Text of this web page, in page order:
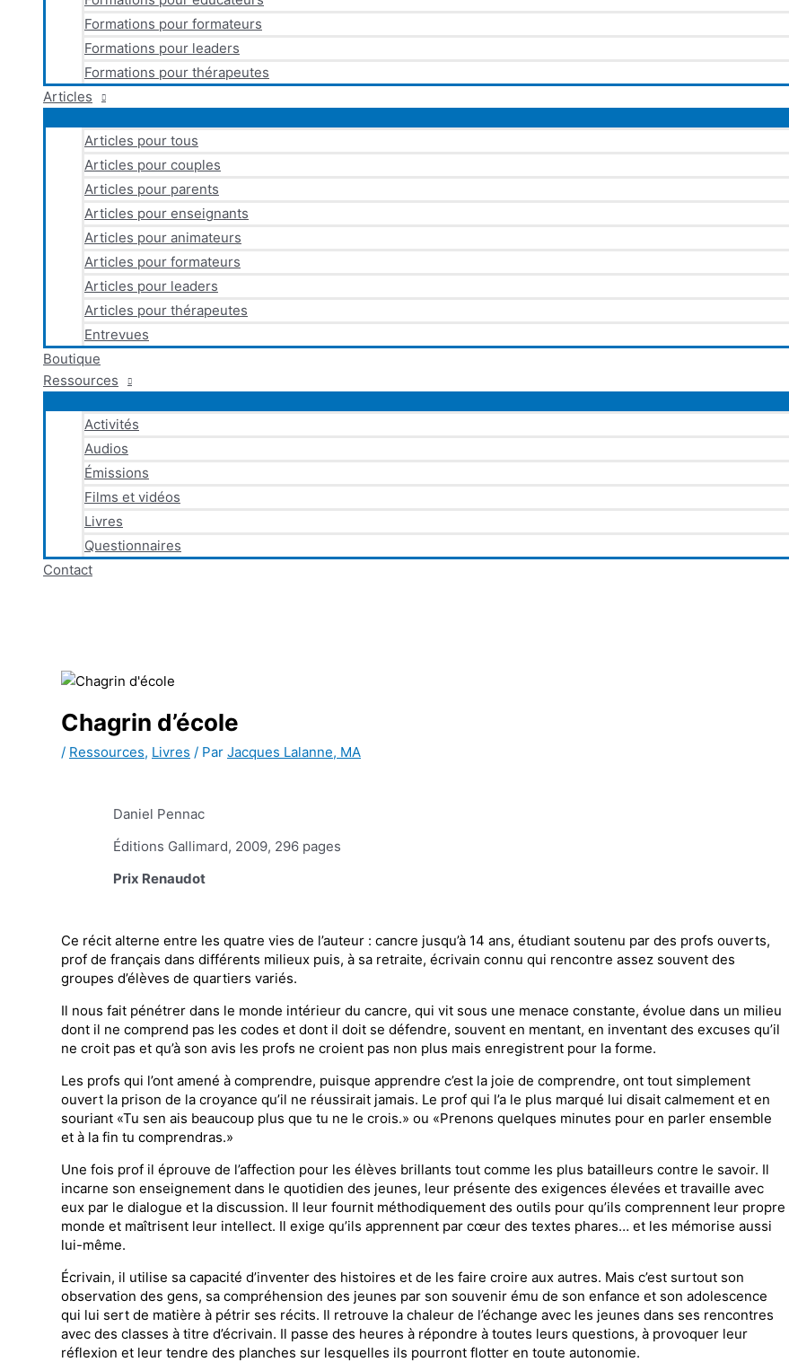
Formations pour formateurs
Formations pour leaders
Formations pour thérapeutes
Articles
Articles pour tous
Articles pour couples
Articles pour parents
Articles pour enseignants
Articles pour animateurs
Articles pour formateurs
Articles pour leaders
Articles pour thérapeutes
Entrevues
Boutique
Ressources
Activités
Audios
Émissions
Films et vidéos
Livres
Questionnaires
Contact
Chagrin d’école
/ Ressources, Livres / Par Jacques Lalanne, MA
Daniel Pennac
Éditions Gallimard, 2009, 296 pages
Prix Renaudot
Ce récit alterne entre les quatre vies de l’auteur : cancre jusqu’à 14 ans, étudiant soutenu par des profs ouverts,
prof de français dans différents milieux puis, à sa retraite, écrivain connu qui rencontre assez souvent des
groupes d’élèves de quartiers variés.
Il nous fait pénétrer dans le monde intérieur du cancre, qui vit sous une menace constante, évolue dans un milieu
dont il ne comprend pas les codes et dont il doit se défendre, souvent en mentant, en inventant des excuses qu’il
ne croit pas et qu’à son avis les profs ne croient pas non plus mais enregistrent pour la forme.
Les profs qui l’ont amené à comprendre, puisque apprendre c’est la joie de comprendre, ont tout simplement
ouvert la prison de la croyance qu’il ne réussirait jamais. Le prof qui l’a le plus marqué lui disait calmement et en
souriant «Tu sen ais beaucoup plus que tu ne le crois.» ou «Prenons quelques minutes pour en parler ensemble
et à la fin tu comprendras.»
Une fois prof il éprouve de l’affection pour les élèves brillants tout comme les plus batailleurs contre le savoir. Il
incarne son enseignement dans le quotidien des jeunes, leur présente des exigences élevées et travaille avec
eux par le dialogue et la discussion. Il leur fournit méthodiquement des outils pour qu’ils comprennent leur propre
monde et maîtrisent leur intellect. Il exige qu’ils apprennent par cœur des textes phares… et les mémorise aussi
lui-même.
Écrivain, il utilise sa capacité d’inventer des histoires et de les faire croire aux autres. Mais c’est surtout son
observation des gens, sa compréhension des jeunes par son souvenir ému de son enfance et son adolescence
qui lui sert de matière à pétrir ses récits. Il retrouve la chaleur de l’échange avec les jeunes dans ses rencontres
avec des classes à titre d’écrivain. Il passe des heures à répondre à toutes leurs questions, à provoquer leur
réflexion et leur tendre des planches sur lesquelles ils pourront flotter en toute autonomie.